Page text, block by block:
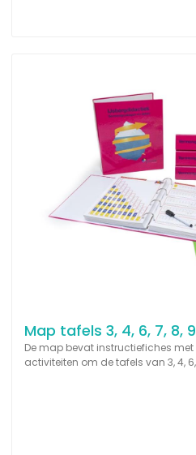
Map tafels 3, 4, 6, 7, 8, 9
De map bevat instructiefiches
activiteiten om de tafels van 3, 4, 6,